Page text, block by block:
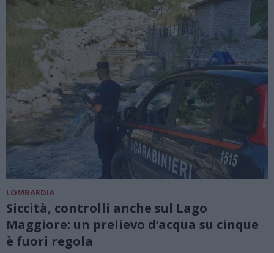
LOMBARDIA
Siccità, controlli anche sul Lago
Maggiore: un prelievo d’acqua su cinque
è fuori regola